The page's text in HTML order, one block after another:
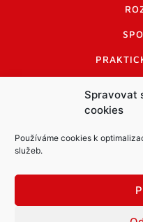
Spravovat
cookies
Používáme cookies k
služeb.
INFORMACE A
LOGO A